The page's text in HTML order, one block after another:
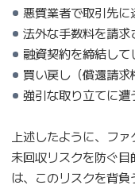
悪質業者で取引先
法外な手数料を請求
融資契約を締結し
買い戻し（償還請
強引な取り立てに遭
上述したように、フ
未回収リスクを防ぐ
は、このリスクを背